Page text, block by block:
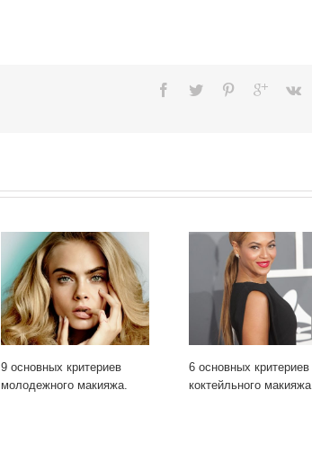
9 основных критериев
молодежного макияжа.
6 основных критериев
коктейльного макияжа